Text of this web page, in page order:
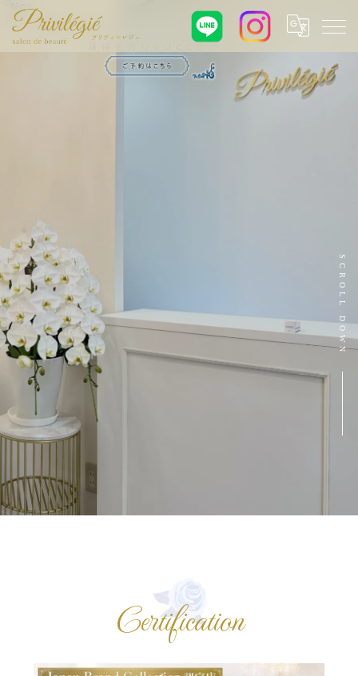
SCROLL DOWN
Certification